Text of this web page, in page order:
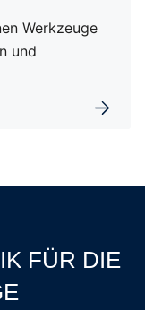
Werkzeuge
und
FÜR DIE